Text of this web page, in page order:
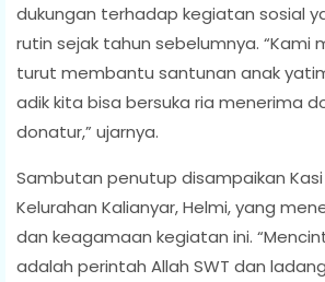
dukungan terhadap kegiatan sosial
rutin sejak tahun sebelumnya. “Kami
turut membantu santunan anak
adik kita bisa bersuka ria menerima
donatur,” ujarnya.
Sambutan penutup disampaikan
Kelurahan Kalianyar, Helmi, yang
dan keagamaan kegiatan ini.
adalah perintah Allah SWT dan